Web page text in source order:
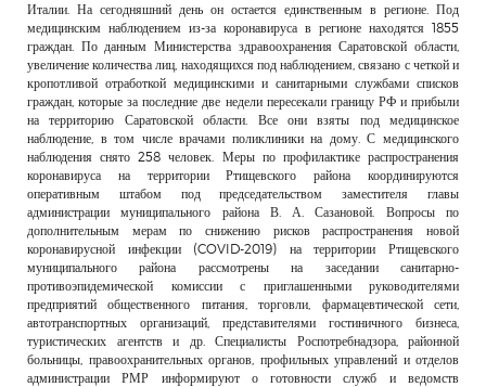
Италии. На сегодняшний день он остается единственным в регионе. Под
медицинским наблюдением из-за коронавируса в регионе находятся 1855
граждан. По данным Министерства здравоохранения Саратовской области,
увеличение количества лиц, находящихся под наблюдением, связано с четкой и
кропотливой отработкой медицинскими и санитарными службами списков
граждан, которые за последние две недели пересекали границу РФ и прибыли
на территорию Саратовской области. Все они взяты под медицинское
наблюдение, в том числе врачами поликлиники на дому. С медицинского
наблюдения снято 258 человек. Меры по профилактике распространения
коронавируса на территории Ртищевского района координируются
оперативным штабом под председательством заместителя главы
администрации муниципального района В. А. Сазановой. Вопросы по
дополнительным мерам по снижению рисков распространения новой
коронавирусной инфекции (COVID-2019) на территории Ртищевского
муниципального района рассмотрены на заседании санитарно-
противоэпидемической комиссии с приглашенными руководителями
предприятий общественного питания, торговли, фармацевтической сети,
автотранспортных организаций, представителями гостиничного бизнеса,
туристических агентств и др. Специалисты Роспотребнадзора, районной
больницы, правоохранительных органов, профильных управлений и отделов
администрации РМР информируют о готовности служб и ведомств